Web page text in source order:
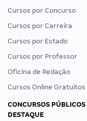
Cursos por Concurso
Cursos por Carreira
Cursos por Estado
Cursos por Professor
Oficina de Redação
Cursos Online Gratuitos
CONCURSOS PÚBLICOS
DESTAQUE